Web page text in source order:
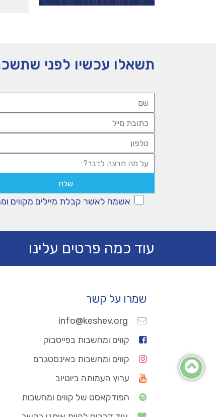
תשאלו עכשיו לפני
אשמח לאשר קבלת מיילים מקווים
עוד כמה פרטים עלינו
שמרו על קשר
קווים ומחשבות בפייסבוק
קווים ומחשבות באינסטגרם
ערוץ העמותה ביוטיוב
הפודקאסט של קווים ומחשבות